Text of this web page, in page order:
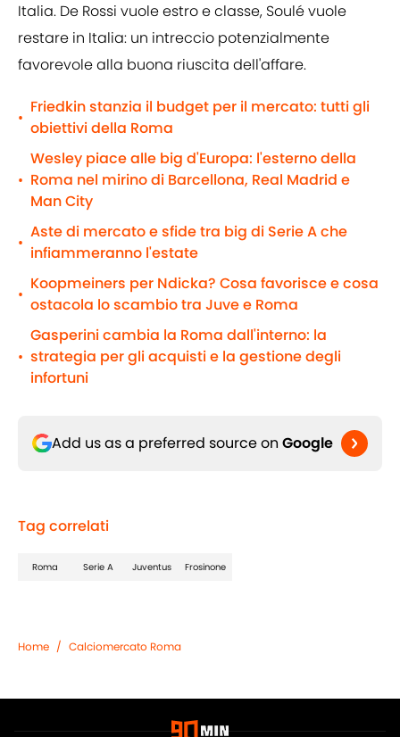
Italia. De Rossi vuole estro e classe, Soulé vuole
restare in Italia: un intreccio potenzialmente
favorevole alla buona riuscita dell'affare.
•
Friedkin stanzia il budget per il mercato: tutti gli
obiettivi della Roma
•
Wesley piace alle big d'Europa: l'esterno della
Roma nel mirino di Barcellona, Real Madrid e
Man City
•
Aste di mercato e sfide tra big di Serie A che
infiammeranno l'estate
•
Koopmeiners per Ndicka? Cosa favorisce e cosa
ostacola lo scambio tra Juve e Roma
•
Gasperini cambia la Roma dall'interno: la
strategia per gli acquisti e la gestione degli
infortuni
Add us as a preferred source on Google
Tag correlati
Roma Serie A Juventus Frosinone
Home / Calciomercato Roma